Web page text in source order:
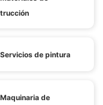
Servicios de pintura
Maquinaria de